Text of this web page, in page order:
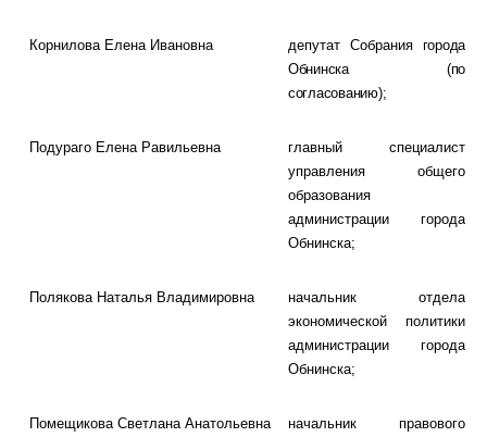
Корнилова Елена Ивановна депутат Собраниягорода
Обнинска (по
согласованию);
Подураго Елена Равильевна
главный специалист
управления общего
образования
администрации города
Обнинска;
Полякова Наталья Владимировна
начальник отдела
экономической политики
администрации города
Обнинска;
Помещикова Светлана Анатольевна
начальник правового